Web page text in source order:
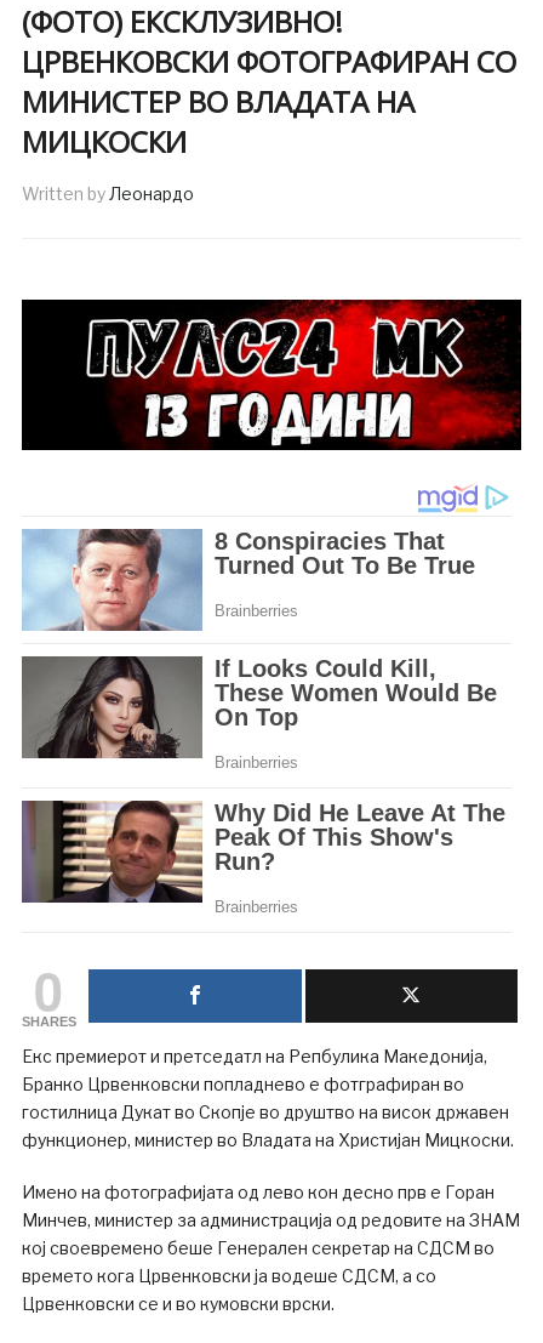
(ФОТО) ЕКСКЛУЗИВНО!
ЦРВЕНКОВСКИ ФОТОГРАФИРАН СО
МИНИСТЕР ВО ВЛАДАТА НА
МИЦКОСКИ
Written byЛеонардо
0
SHARES
Екс премиерот и претседатл на Репбулика Македонија,
Бранко Црвенковски попладнево е фотграфиран во
гостилница Дукат во Скопје во друштво на висок државен
функционер, министер во Владата на Христијан Мицкоски.
Имено на фотографијата од лево кон десно прв е Горан
Минчев, министер за администрација од редовите на ЗНАМ
кој своевремено беше Генерален секретар на СДСМ во
времето кога Црвенковски ја водеше СДСМ, а со
Црвенковски се и во кумовски врски.